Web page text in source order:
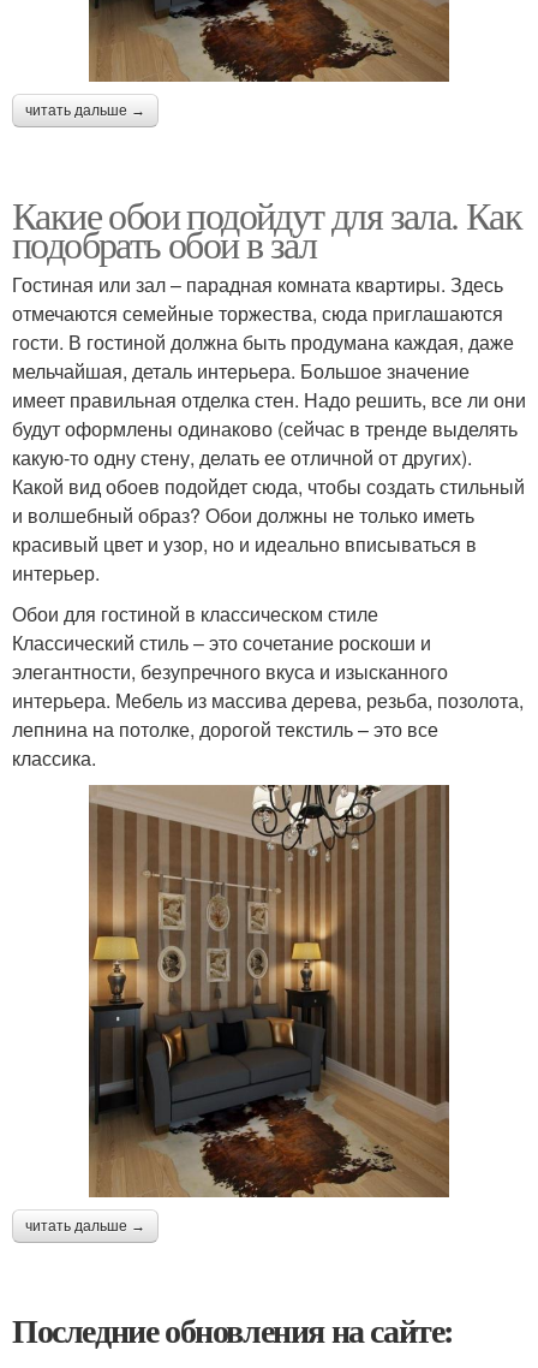
читать дальше →
Какие обои подойдут для зала. Как
подобрать обои в зал
Гостиная или зал – парадная комната квартиры. Здесь
отмечаются семейные торжества, сюда приглашаются
гости. В гостиной должна быть продумана каждая, даже
мельчайшая, деталь интерьера. Большое значение
имеет правильная отделка стен. Надо решить, все ли они
будут оформлены одинаково (сейчас в тренде выделять
какую-то одну стену, делать ее отличной от других).
Какой вид обоев подойдет сюда, чтобы создать стильный
и волшебный образ? Обои должны не только иметь
красивый цвет и узор, но и идеально вписываться в
интерьер.
Обои для гостиной в классическом стиле
Классический стиль – это сочетание роскоши и
элегантности, безупречного вкуса и изысканного
интерьера. Мебель из массива дерева, резьба, позолота,
лепнина на потолке, дорогой текстиль – это все
классика.
читать дальше →
Последние обновления на сайте: